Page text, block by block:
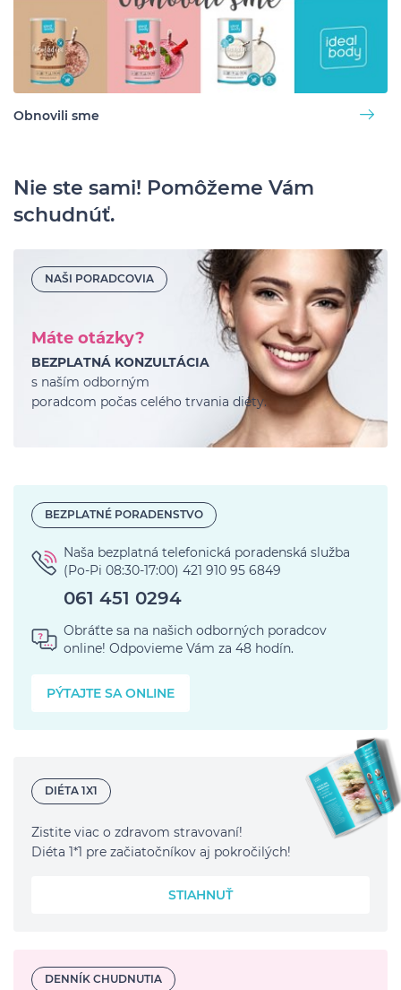
Obnovili sme
Nie ste sami! Pomôžeme Vám
schudnúť.
NAŠI PORADCOVIA
Máte otázky?
BEZPLATNÁ KONZULTÁCIA
s naším odborným
poradcom počas celého trvania diéty.
BEZPLATNÉ PORADENSTVO
Naša bezplatná telefonická poradenská služba
(Po-Pi 08:30-17:00) 421 910 95 6849
Obráťte sa na našich odborných poradcov
online! Odpovieme Vám za 48 hodín.
PÝTAJTE SA ONLINE
DIÉTA 1X1
Zistite viac o zdravom stravovaní!
Diéta 1*1 pre začiatočníkov aj pokročilých!
STIAHNUŤ
DENNÍK CHUDNUTIA